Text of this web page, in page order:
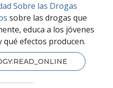
Sobre las Drogas
sobre las drogas que
educa a los jóvenes
efectos producen.